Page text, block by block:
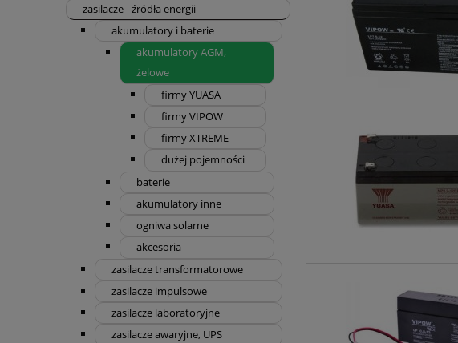
zasilacze - źródła energii
akumulatory i baterie
akumulatory AGM,
żelowe
firmy YUASA
firmy VIPOW
firmy XTREME
dużej pojemności
baterie
akumulatory inne
ogniwa solarne
akcesoria
zasilacze transformatorowe
zasilacze impulsowe
zasilacze laboratoryjne
zasilacze awaryjne, UPS